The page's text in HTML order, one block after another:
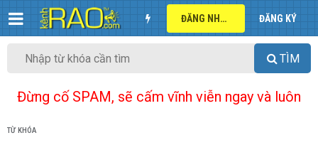
ĐĂNG NHẬP ĐĂNG KÝ
TÌM
Đừng cố SPAM, sẽ cấm vĩnh viễn ngay và luôn
TỪ KHÓA